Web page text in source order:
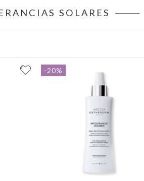
SOLARES
-20%